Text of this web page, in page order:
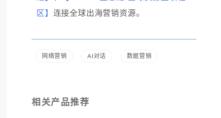
区】 连接全球出海营销资源。
网络营销 AI对话 数据营销
相关产品推荐